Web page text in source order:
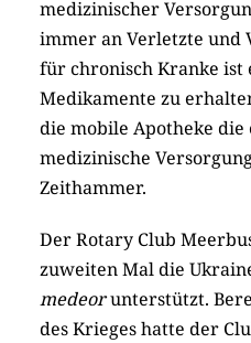
medizinischer
immer an Verletzte und
für chronisch Kranke ist
Medikamente zu
die mobile Apotheke
medizinische
Zeithammer.
Der Rotary Club
zuweiten Mal die
medeorunterstützt.
des Krieges hatte der